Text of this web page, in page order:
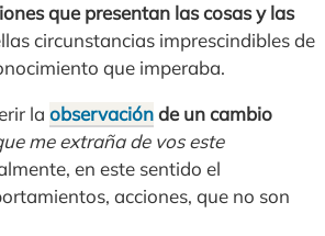
que presentan las cosas y las
circunstancias imprescindibles de
que imperaba.
la observaciónde un cambio
me extraña de vos este
en este sentido el
acciones, que no son